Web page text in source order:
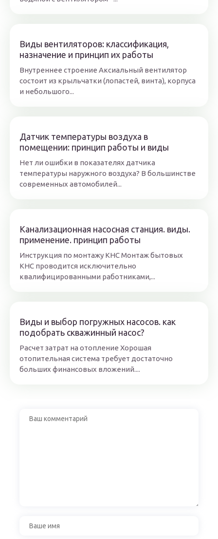
Виды вентиляторов: классификация,
назначение и принцип их работы
Внутреннее строение Аксиальный вентилятор
состоит из крыльчатки (лопастей, винта), корпуса
и небольшого...
Датчик температуры воздуха в
помещении: принцип работы и виды
Нет ли ошибки в показателях датчика
температуры наружного воздуха? В большинстве
современных автомобилей...
Канализационная насосная станция. виды.
применение. принцип работы
Инструкция по монтажу КНС Монтаж бытовых
КНС проводится исключительно
квалифицированными работниками,...
Виды и выбор погружных насосов. как
подобрать скважинный насос?
Расчет затрат на отопление Хорошая
отопительная система требует достаточно
больших финансовых вложений....